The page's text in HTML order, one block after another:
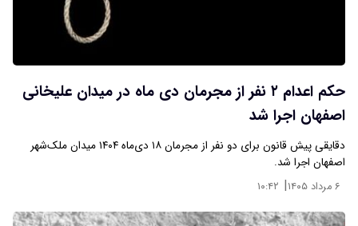
حکم اعدام ۲ نفر از مجرمان دی ماه در میدان علیخانی
اصفهان اجرا شد
دقایقی پیش قانون برای دو نفر از مجرمان ۱۸ دی‌ماه ۱۴۰۴ میدان ملک‌شهر
اصفهان اجرا شد.
۶ مرداد ۱۴۰۵ | ۱۰:۴۲